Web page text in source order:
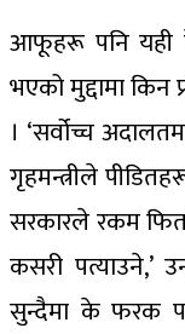
आफूहरू पनि यही
भएको मुद्दामा
। ‘सर्वोच्च
गृहमन्त्रीले
सरकारले रकम
कसरी पत्याउने,’
सुन्दैमा के फरक